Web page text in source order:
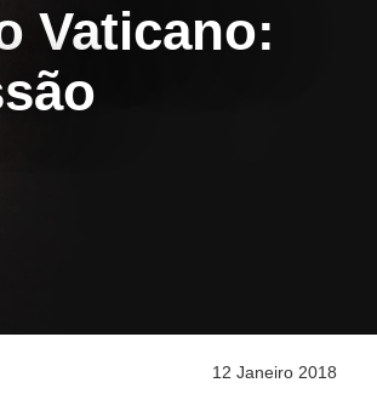
Vaticano:
12 Janeiro 2018